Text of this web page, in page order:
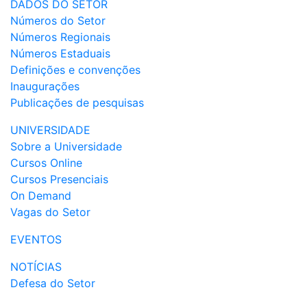
DADOS DO SETOR
Números do Setor
Números Regionais
Números Estaduais
Definições e convenções
Inaugurações
Publicações de pesquisas
UNIVERSIDADE
Sobre a Universidade
Cursos Online
Cursos Presenciais
On Demand
Vagas do Setor
EVENTOS
NOTÍCIAS
Defesa do Setor